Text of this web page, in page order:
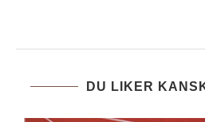
DU LIKER